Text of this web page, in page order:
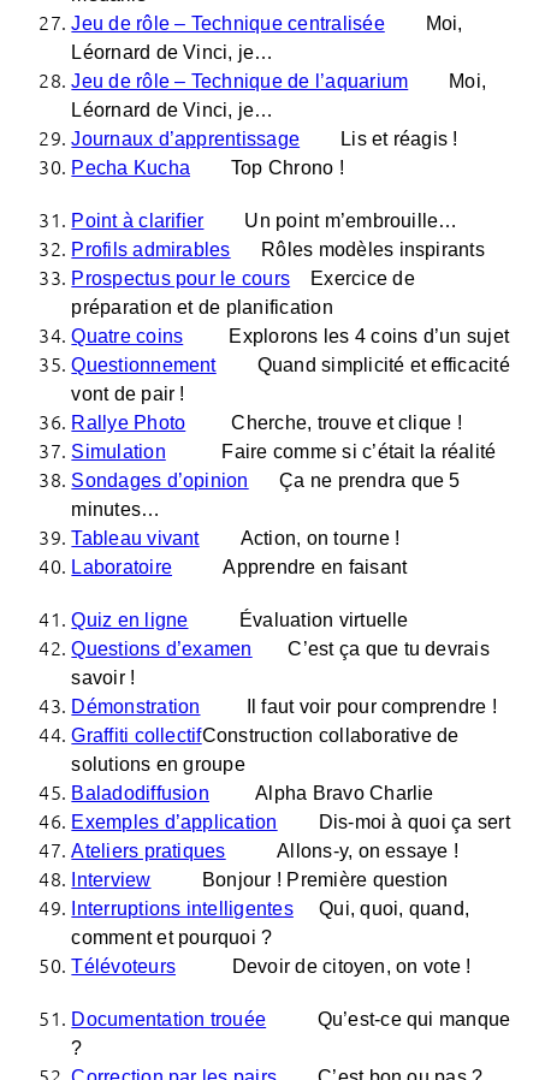
Jeu de rôle – Technique centralisée
Moi,
Léornard de Vinci, je…
Jeu de rôle – Technique de l’aquarium
Moi,
Léornard de Vinci, je…
Journaux d’apprentissage
Lis et réagis !
Pecha Kucha
Top Chrono !
Point à clarifier
Un point m’embrouille…
Profils admirables
Rôles modèles inspirants
Prospectus pour le cours
Exercice de
préparation et de planification
Quatre coins
Explorons les 4 coins d’un sujet
Questionnement
Quand simplicité et efficacité
vont de pair !
Rallye Photo
Cherche, trouve et clique !
Simulation
Faire comme si c’était la réalité
Sondages d’opinion
Ça ne prendra que 5
minutes…
Tableau vivant
Action, on tourne !
Laboratoire
Apprendre en faisant
Quiz en ligne
Évaluation virtuelle
Questions d’examen
C’est ça que tu devrais
savoir !
Démonstration
Il faut voir pour comprendre !
Graffiti collectifConstruction collaborative de
solutions en groupe
Baladodiffusion
Alpha Bravo Charlie
Exemples d’application
Dis-moi à quoi ça sert
Ateliers pratiques
Allons-y, on essaye !
Interview
Bonjour ! Première question
Interruptions intelligentes
Qui, quoi, quand,
comment et pourquoi ?
Télévoteurs
Devoir de citoyen, on vote !
Documentation trouée
Qu’est-ce qui manque
?